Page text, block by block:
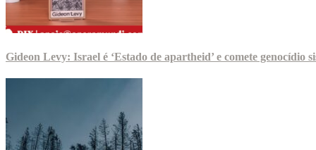
Gideon Levy: Israel é ‘Estado de apartheid’ e comete genocídio